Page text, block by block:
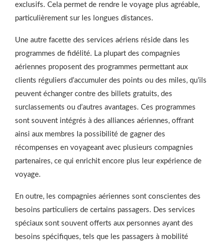
exclusifs. Cela permet de rendre le voyage plus agréable,
particulièrement sur les longues distances.
Une autre facette des services aériens réside dans les
programmes de fidélité. La plupart des compagnies
aériennes proposent des programmes permettant aux
clients réguliers d’accumuler des points ou des miles, qu’ils
peuvent échanger contre des billets gratuits, des
surclassements ou d’autres avantages. Ces programmes
sont souvent intégrés à des alliances aériennes, offrant
ainsi aux membres la possibilité de gagner des
récompenses en voyageant avec plusieurs compagnies
partenaires, ce qui enrichit encore plus leur expérience de
voyage.
En outre, les compagnies aériennes sont conscientes des
besoins particuliers de certains passagers. Des services
spéciaux sont souvent offerts aux personnes ayant des
besoins spécifiques, tels que les passagers à mobilité